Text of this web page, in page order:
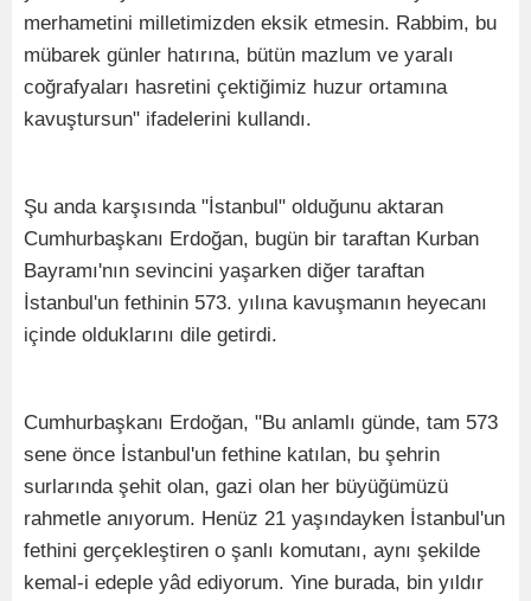
merhametini milletimizden eksik etmesin. Rabbim, bu
mübarek günler hatırına, bütün mazlum ve yaralı
coğrafyaları hasretini çektiğimiz huzur ortamına
kavuştursun" ifadelerini kullandı.
Şu anda karşısında "İstanbul" olduğunu aktaran
Cumhurbaşkanı Erdoğan, bugün bir taraftan Kurban
Bayramı'nın sevincini yaşarken diğer taraftan
İstanbul'un fethinin 573. yılına kavuşmanın heyecanı
içinde olduklarını dile getirdi.
Cumhurbaşkanı Erdoğan, "Bu anlamlı günde, tam 573
sene önce İstanbul'un fethine katılan, bu şehrin
surlarında şehit olan, gazi olan her büyüğümüzü
rahmetle anıyorum. Henüz 21 yaşındayken İstanbul'un
fethini gerçekleştiren o şanlı komutanı, aynı şekilde
kemal-i edeple yâd ediyorum. Yine burada, bin yıldır